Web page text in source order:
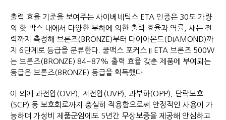
출력 효율 기준을 보여주는 사이베네틱스 ETA 인증은 30도 가량
의 핫-박스 내에서 다양한 부하에 의한 출력 효율과 역률, 새는 전
력까지 측정해 브론즈(BRONZE)부터 다이아몬드(DIAMOND)까
지 6단계로 등급을 분류한다. 쿨맥스 포커스 II ETA 브론즈 500W
는 브론즈(BRONZE) 84~87% 출력 효율 갖춘 제품에 부여되는
등급은 브론즈(BRONZE) 등급을 획득했다.
이 외에 과전압(OVP), 저전압(UVP), 과부하(OPP), 단락보호
(SCP) 등 보호회로까지 충실히 적용함으로써 안정적인 사용이 가
능하며 가성비 제품군임에도 5년간 무상보증을 제공해 안심하고